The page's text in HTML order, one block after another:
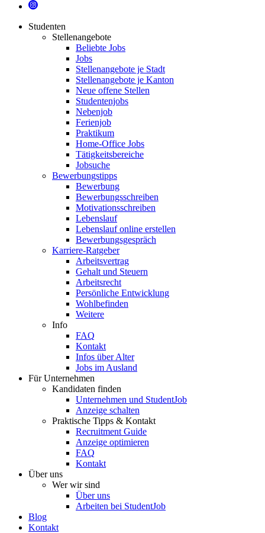
Studenten
Stellenangebote
Beliebte Jobs
Jobs
Stellenangebote je Stadt
Stellenangebote je Kanton
Neue offene Stellen
Studentenjobs
Nebenjob
Ferienjob
Praktikum
Home-Office Jobs
Tätigkeitsbereiche
Jobsuche
Bewerbungstipps
Bewerbung
Bewerbungsschreiben
Motivationsschreiben
Lebenslauf
Lebenslauf online erstellen
Bewerbungsgespräch
Karriere-Ratgeber
Arbeitsvertrag
Gehalt und Steuern
Arbeitsrecht
Persönliche Entwicklung
Wohlbefinden
Weitere
Info
FAQ
Kontakt
Infos über Alter
Jobs im Ausland
Für Unternehmen
Kandidaten finden
Unternehmen und StudentJob
Anzeige schalten
Praktische Tipps & Kontakt
Recruitment Guide
Anzeige optimieren
FAQ
Kontakt
Über uns
Wer wir sind
Über uns
Arbeiten bei StudentJob
Blog
Kontakt